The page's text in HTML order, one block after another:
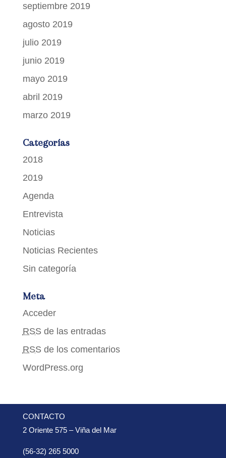
septiembre 2019
agosto 2019
julio 2019
junio 2019
mayo 2019
abril 2019
marzo 2019
Categorías
2018
2019
Agenda
Entrevista
Noticias
Noticias Recientes
Sin categoría
Meta
Acceder
RSS de las entradas
RSS de los comentarios
WordPress.org
CONTACTO
2 Oriente 575 – Viña del Mar
(56-32) 265 5000